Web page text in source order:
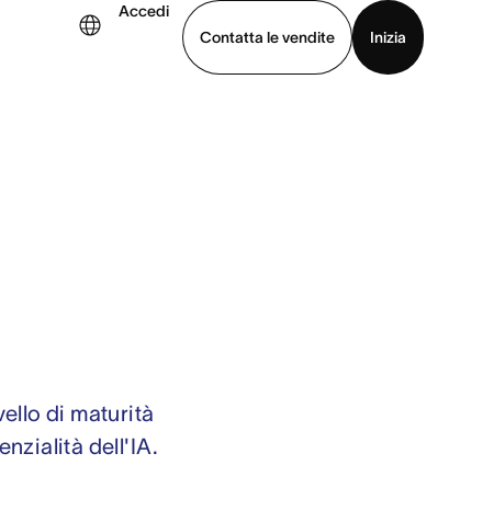
Accedi
Contatta le vendite
Inizia
di maturità
dell'IA.